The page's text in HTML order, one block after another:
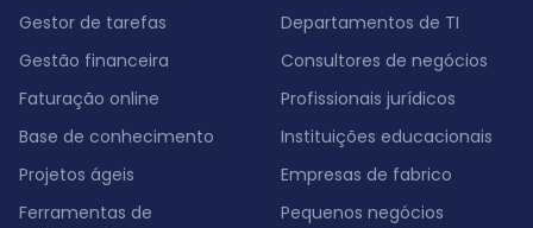
Gestor de tarefas
Gestão financeira
Faturação online
Base de conhecimento
Projetos ágeis
Ferramentas de
Departamentos de TI
Consultores de negócios
Profissionais jurídicos
Instituições educacionais
Empresas de fabrico
Pequenos negócios